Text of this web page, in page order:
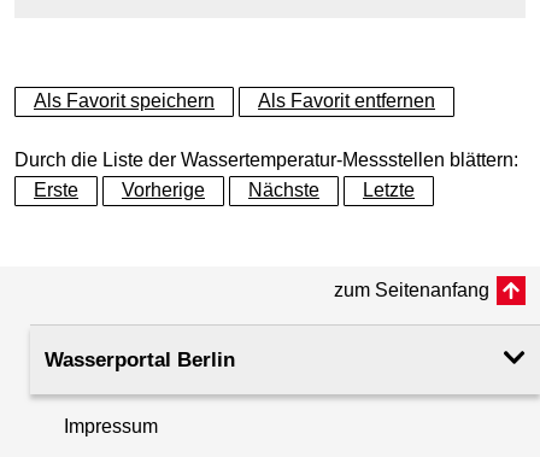
+
−
Als Favorit speichern Als Favorit entfernen
Durch die Liste der Wassertemperatur-Messstellen blättern:
Erste
Vorherige Nächste Letzte
zum Seitenanfang
Wasserportal Berlin
Impressum